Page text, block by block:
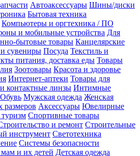
Автоаксессуары Шины/диски
Бытовая техника
Компьютеры и оргтехника / ПО
и мобильные устройства Для
бытовые товары Канцелярские
сувениры Посуда Текстиль и
питания, доставка еды Товары
Зоотовары Красота и здоровье
Интернет-аптеки Товары для
контактные линзы Интимные
Обувь Мужская одежда Женская
Аксессуары Ювелирные
Спортивные товары
и ремонт Строительные
инструмент Светотехника
Системы безопасности
и их детей Детская одежда